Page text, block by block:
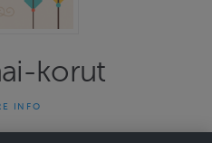
korut
korut herättävät
INFO